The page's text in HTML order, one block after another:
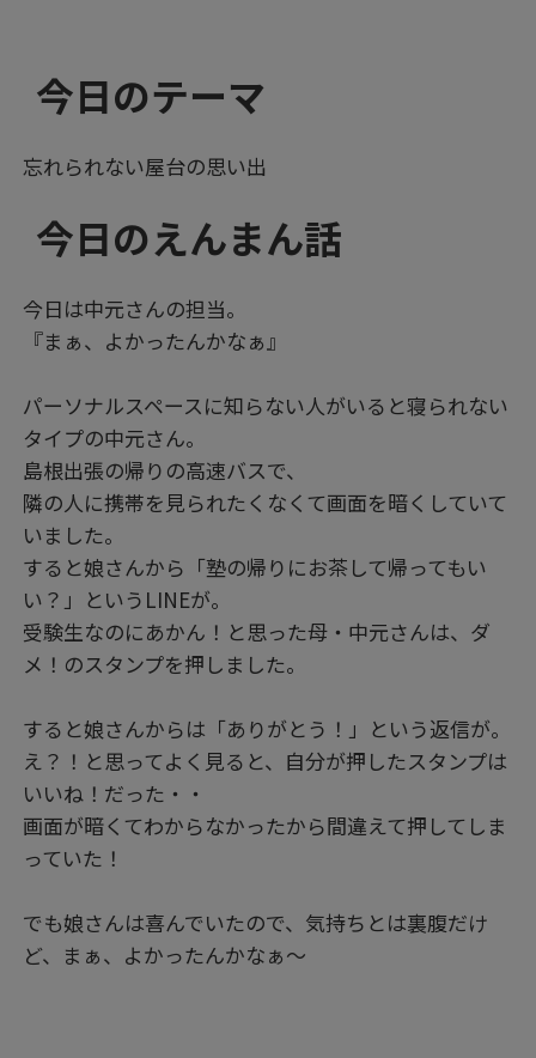
今日のテーマ
忘れられない屋台の思い出
今日のえんまん話
今日は中元さんの担当。
『まぁ、よかったんかなぁ』
パーソナルスペースに知らない人がいると寝られない
タイプの中元さん。
島根出張の帰りの高速バスで、
隣の人に携帯を見られたくなくて画面を暗くしていて
いました。
すると娘さんから「塾の帰りにお茶して帰ってもい
い？」というLINEが。
受験生なのにあかん！と思った母・中元さんは、ダ
メ！のスタンプを押しました。
すると娘さんからは「ありがとう！」という返信が。
え？！と思ってよく見ると、自分が押したスタンプは
いいね！だった・・
画面が暗くてわからなかったから間違えて押してしま
っていた！
でも娘さんは喜んでいたので、気持ちとは裏腹だけ
ど、まぁ、よかったんかなぁ～